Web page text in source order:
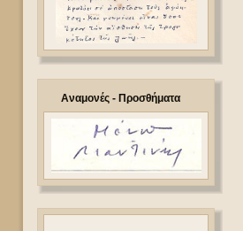
Αναμονές - Προσθήματα